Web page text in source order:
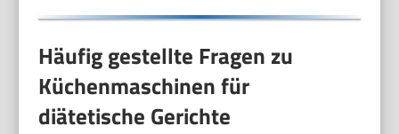
Häufig gestellte Fragen zu
Küchenmaschinen für
diätetische Gerichte